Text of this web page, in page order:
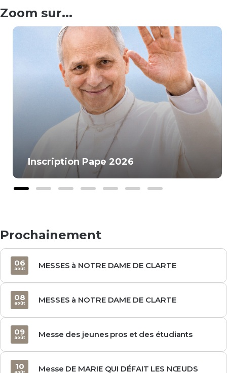
Zoom sur...
Inscription Pape 2026
Prochainement
MESSES à NOTRE DAME DE CLARTE
06
août
MESSES à NOTRE DAME DE CLARTE
08
août
Messe des jeunes pros et des étudiants
09
août
Messe DE MARIE QUI DÉFAIT LES NŒUDS
10